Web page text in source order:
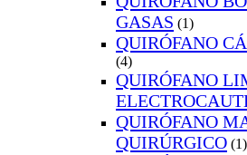
GASAS (1)
QUIRÓFANO
(4)
QUIRÓFANO
QUIRÓFANO
QUIRÚRGICO (1)